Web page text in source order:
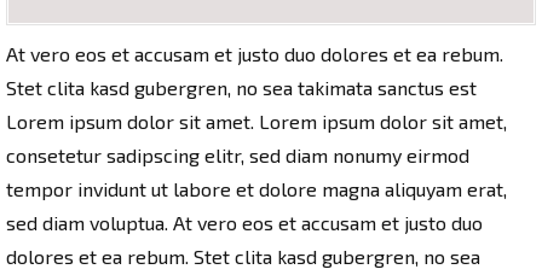
At vero eos et accusam et justo duo dolores et ea rebum.
Stet clita kasd gubergren, no sea takimata sanctus est
Lorem ipsum dolor sit amet. Lorem ipsum dolor sit amet,
consetetur sadipscing elitr, sed diam nonumy eirmod
tempor invidunt ut labore et dolore magna aliquyam erat,
sed diam voluptua. At vero eos et accusam et justo duo
dolores et ea rebum. Stet clita kasd gubergren, no sea